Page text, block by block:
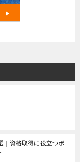
｜資格取得に役立つポ